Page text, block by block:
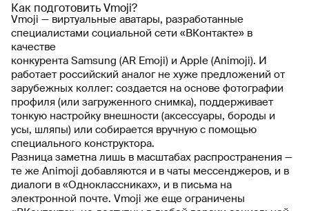
Как подготовить Vmoji?
Vmoji — виртуальные аватары, разработанные
специалистами социальной сети «ВКонтакте» в
качестве
конкурента Samsung (AR Emoji) и Apple (Animoji). И
работает российский аналог не хуже предложений от
зарубежных коллег: создается на основе фотографии
профиля (или загруженного снимка), поддерживает
тонкую настройку внешности (аксессуары, бороды и
усы, шляпы) или собирается вручную с помощью
специального конструктора.
Разница заметна лишь в масштабах распространения —
те же Animoji добавляются и в чаты мессенджеров, и в
диалоги в «Одноклассниках», и в письма на
электронной почте. Vmoji же еще ограничены